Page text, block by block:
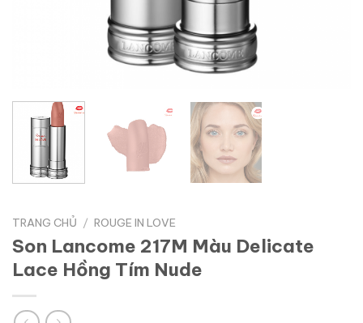
TRANG CHỦ / ROUGE IN LOVE
Son Lancome 217M Màu Delicate
Lace Hồng Tím Nude